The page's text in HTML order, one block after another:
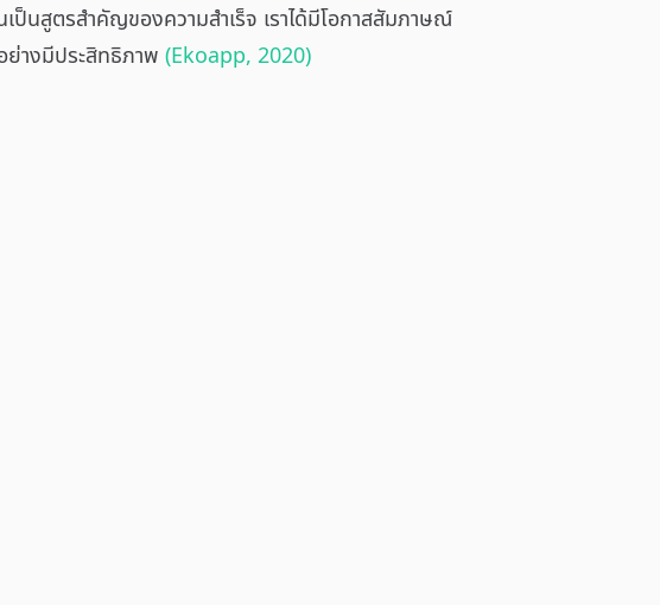
ป็นสูตรสำคัญของความสำเร็จ เราได้มีโอกาสสัมภาษณ์
ย่างมีประสิทธิภาพ (Ekoapp, 2020)